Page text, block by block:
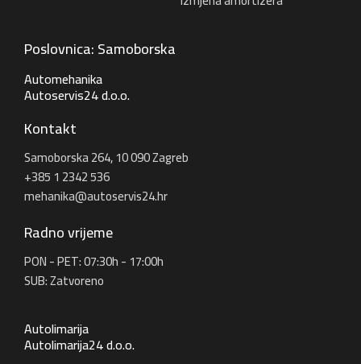
Poslovnica: Samoborska
Automehanika
Autoservis24 d.o.o.
Kontakt
Samoborska 264, 10 090 Zagreb
+385 1 2342 536
mehanika@autoservis24.hr
Radno vrijeme
PON - PET: 07:30h - 17:00h
SUB: Zatvoreno
Autolimarija
Autolimarija24 d.o.o.